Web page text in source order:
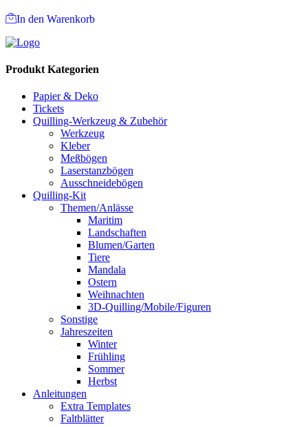
In den Warenkorb
Produkt Kategorien
Papier & Deko
Tickets
Quilling-Werkzeug & Zubehör
Werkzeug
Kleber
Meßbögen
Laserstanzbögen
Ausschneidebögen
Quilling-Kit
Themen/Anlässe
Maritim
Landschaften
Blumen/Garten
Tiere
Mandala
Ostern
Weihnachten
3D-Quilling/Mobile/Figuren
Sonstige
Jahreszeiten
Winter
Frühling
Sommer
Herbst
Anleitungen
Extra Templates
Faltblätter